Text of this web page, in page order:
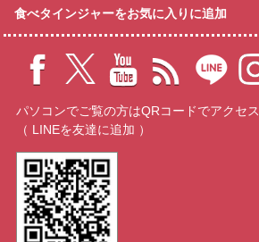
食べタインジャーをお気に入りに追加
パソコンでご覧の方はQRコードでアクセス
（ LINEを友達に追加 ）